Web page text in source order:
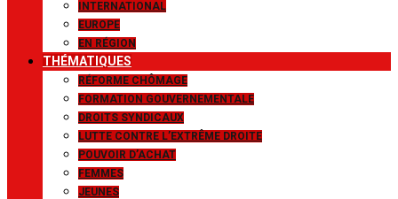
INTERNATIONAL
EUROPE
EN RÉGION
THÉMATIQUES
RÉFORME CHÔMAGE
FORMATION GOUVERNEMENTALE
DROITS SYNDICAUX
LUTTE CONTRE L’EXTRÊME DROITE
POUVOIR D’ACHAT
FEMMES
JEUNES